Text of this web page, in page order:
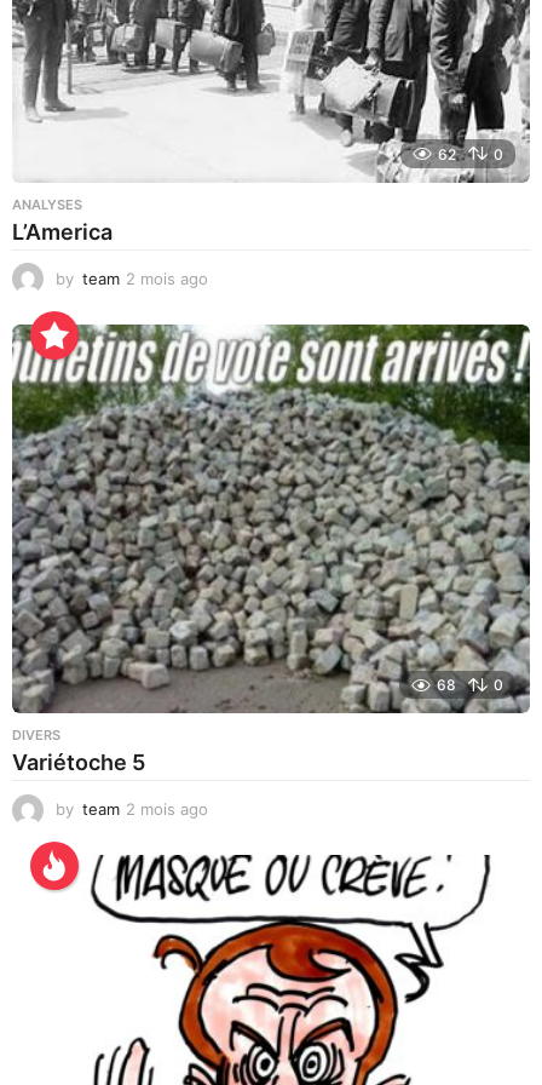
62 0
ANALYSES
L’America
by team 2 mois ago
n
u
t
e
s
a
g
o
68 0
DIVERS
Variétoche 5
by team 2 mois ago
e
m
a
i
n
e
s
g
o